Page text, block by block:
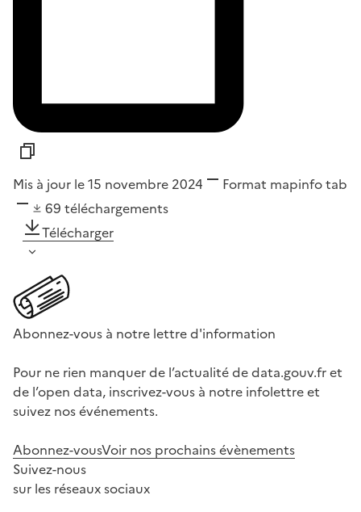
Mis à jour le 15 novembre 2024 Format mapinfo tab
69 téléchargements
Télécharger
Abonnez-vous à notre lettre d'information
Pour ne rien manquer de l’actualité de data.gouv.fr et
de l’open data, inscrivez-vous à notre infolettre et
suivez nos événements.
Abonnez-vousVoir nos prochains évènements
Suivez-nous
sur les réseaux sociaux